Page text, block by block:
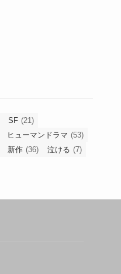
SF (21)
ヒューマンドラマ (53)
新作 (36) 泣ける (7)